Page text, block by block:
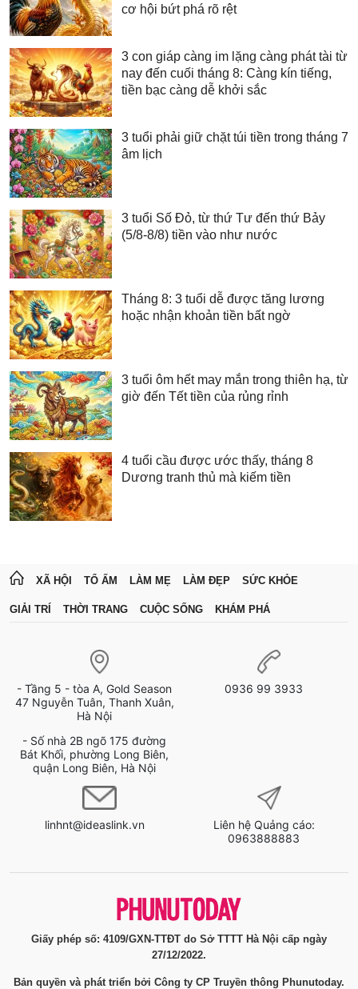
cơ hội bứt phá rõ rệt
3 con giáp càng im lặng càng phát tài từ
nay đến cuối tháng 8: Càng kín tiếng,
tiền bạc càng dễ khởi sắc
3 tuổi phải giữ chặt túi tiền trong tháng 7
âm lịch
3 tuổi Số Đỏ, từ thứ Tư đến thứ Bảy
(5/8-8/8) tiền vào như nước
Tháng 8: 3 tuổi dễ được tăng lương
hoặc nhận khoản tiền bất ngờ
3 tuổi ôm hết may mắn trong thiên hạ, từ
giờ đến Tết tiền của rủng rỉnh
4 tuổi cầu được ước thấy, tháng 8
Dương tranh thủ mà kiếm tiền
XÃ HỘI TỔ ẤM LÀM MẸ LÀM ĐẸP SỨC KHỎE
GIẢI TRÍ THỜI TRANG CUỘC SỐNG KHÁM PHÁ
- Tầng 5 - tòa A, Gold Season
47 Nguyễn Tuân, Thanh Xuân,
Hà Nội
- Số nhà 2B ngõ 175 đường
Bát Khối, phường Long Biên,
quận Long Biên, Hà Nội
0936 99 3933
linhnt@ideaslink.vn
Liên hệ Quảng cáo:
0963888883
Giấy phép số: 4109/GXN-TTĐT do Sở TTTT Hà Nội cấp ngày
27/12/2022.
Bản quyền và phát triển bởi Công ty CP Truyền thông Phunutoday.